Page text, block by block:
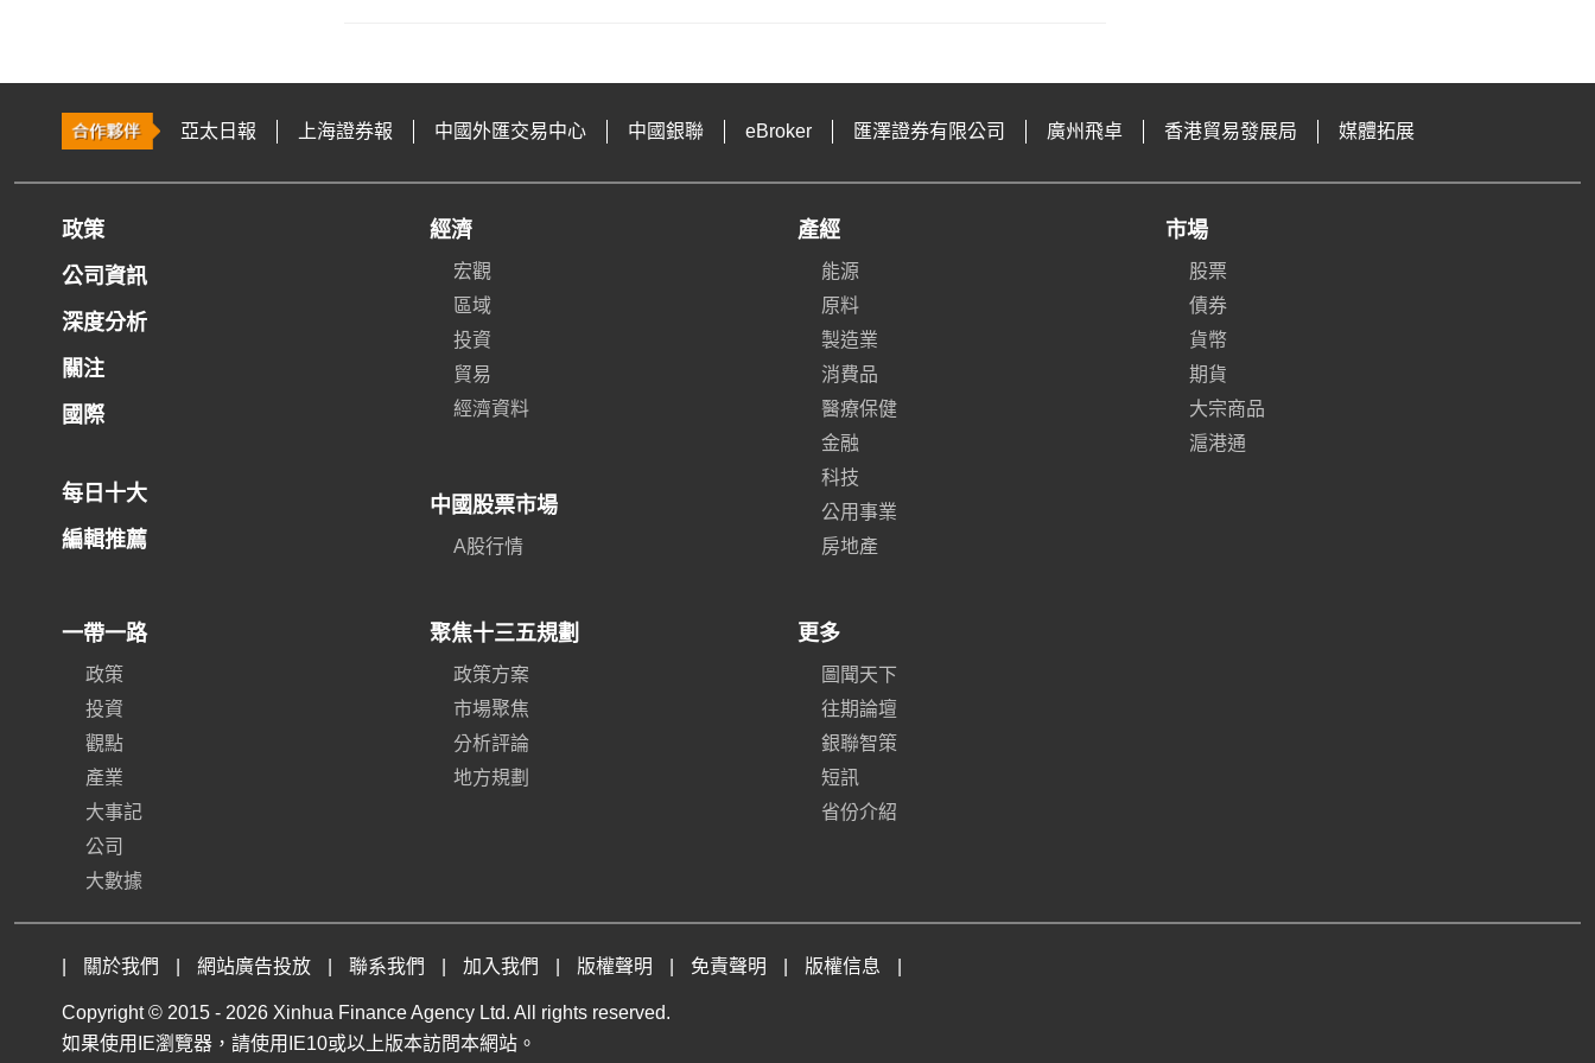
亞太日報 上海證券報 中國外匯交易中心 中國銀聯 eBroker 匯澤證券有限公司 廣州飛卓 香港貿易發展局 媒體拓展
政策
公司資訊
深度分析
關注
國際
每日十大
編輯推薦
經濟
宏觀
區域
投資
貿易
經濟資料
中國股票市場
A股行情
產經
能源
原料
製造業
消費品
醫療保健
金融
科技
公用事業
房地產
市場
股票
債券
貨幣
期貨
大宗商品
滬港通
一帶一路
政策
投資
觀點
產業
大事記
公司
大數據
聚焦十三五規劃
政策方案
市場聚焦
分析評論
地方規劃
更多
圖聞天下
往期論壇
銀聯智策
短訊
省份介紹
關於我們 網站廣告投放 聯系我們 加入我們 版權聲明 免責聲明 版權信息
Copyright © 2015 - 2026 Xinhua Finance Agency Ltd. All rights reserved.
如果使用IE瀏覽器，請使用IE10或以上版本訪問本網站。